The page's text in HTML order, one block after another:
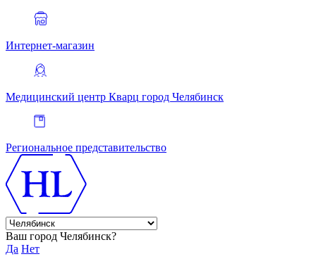
Интернет-магазин
Медицинский центр Кварц город Челябинск
Региональное представительство
Ваш город Челябинск?
Да Нет